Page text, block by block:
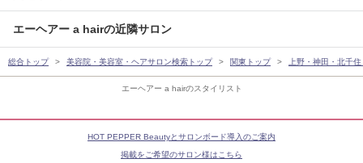
エーヘアー a hairのスタイリスト
エーヘアー a hairの近隣サロン
総合トップ 美容院・美容室・ヘアサロン検索トップ 関東トップ 上野・神田・北千
HOT PEPPER Beautyとサロンボード導入のご案内
掲載をご希望のサロン様はこちら